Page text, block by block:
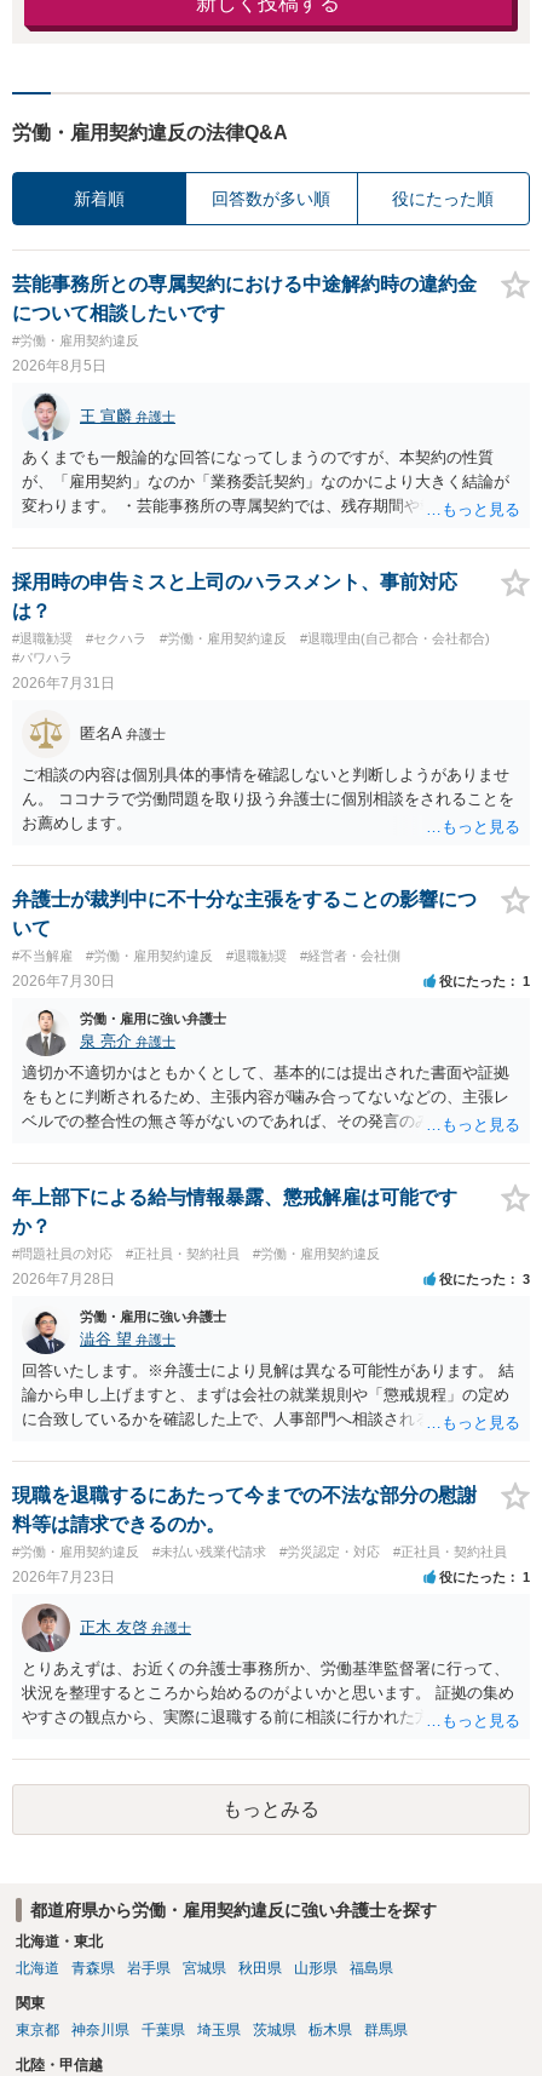
労働・雇用契約違反の法律Q&A
新着順 回答数が多い順 役にたった順
芸能事務所との専属契約における中途解約時の違約金
について相談したいです
#労働・雇用契約違反
2026年8月5日
王 宣麟 弁護士
あくまでも一般論的な回答になってしまうのですが、本契約の性質
が、「雇用契約」なのか「業務委託契約」なのかにより大きく結論が
変わります。 ・芸能事務所の専属契約では、残存期間や報酬額、投下
務上よくあるからといって当然に適法という意味ではなく、実際の損
害との対応関係や合理性が重要です。 ・違約金に上限がなくても、常
に有効になるわけではありません。契約が労働契約に近い実態なら労
基法16条で無効となる余地があり、そうでなくても、金額が事務所の
損害と比べて過大なら無効や減額が争点になります。 ・契約前の修正
交渉は一般的です。 交渉の方向としては、上限額を設ける、実損害ベ
費・未回収費用のみ」に限定する、などが典型です。 ・弁護士に契約
前に契約書の内容をレビューしてもらう価値は十分にあると思われま
す。 争点は、契約類型が雇用か業務委託か、実態として労働者性があ
るか、解除事由が双方にどう定められているか、違約金の算定根拠が
合理的か、という複数論点に分かれます。契約前なら、交渉のパワー
コストを抑えやすいので、資料等を持参の上弁護士に確認されること
をお勧めします。 ・事務所側の解除でも、解除理由によってはタレン
ト側に損害賠償が発生する建付けになっていることはあります。ただ
し、事務所側が一方的に解除したのにタレントへ違約金を課す設計
は、合理性や対価性を欠くとして争いやすいです。逆に、タレント側
の重大な契約違反がある場合は、実損害の範囲で請求される可能性は
あります。
採用時の申告ミスと上司のハラスメント、事前対応
は？
#退職勧奨 #セクハラ #労働・雇用契約違反
#退職理由(自己都合・会社都合)
#パワハラ
2026年7月31日
匿名A 弁護士
ご相談の内容は個別具体的事情を確認しないと判断しようがありませ
ん。 ココナラで労働問題を取り扱う弁護士に個別相談をされることを
お薦めします。
弁護士が裁判中に不十分な主張をすることの影響につ
いて
#不当解雇 #労働・雇用契約違反 #退職勧奨 #経営者・会社側
2026年7月30日 役にたった 1
労働・雇用に強い弁護士
泉 亮介 弁護士
適切か不適切かはともかくとして、基本的には提出された書面や証拠
をもとに判断されるため、主張内容が噛み合ってないなどの、主張レ
ベルでの整合性の無さ等がないのであれば、その発言のみで大きく不
年上部下による給与情報暴露、懲戒解雇は可能です
か？
#問題社員の対応 #正社員・契約社員 #労働・雇用契約違反
2026年7月28日 役にたった 3
労働・雇用に強い弁護士
澁谷 望 弁護士
回答いたします。※弁護士により見解は異なる可能性があります。 結
論から申し上げますと、まずは会社の就業規則や「懲戒規程」の定め
に合致しているかを確認した上で、人事部門へ相談されることが最優
ものの、重い懲戒処分の対象には十分なり得ます。 名誉や評価の回復
については、会社側に「部下の不正行為による情報漏洩」と正式に認
定させ、誤認した他部署への適切なフォローや周知を求めるのが有効
です。 あるいは、懲戒があったことを社内で周知される手続があるの
ならば、それにより軽微ながら回復はできるかもしれません。 さらに
個人としても、相手に対してプライバシー侵害等に基づく損害賠償
（慰謝料）を請求する選択肢がありえます（ただし、金額は多額にな
らない可能性があります。）。
現職を退職するにあたって今までの不法な部分の慰謝
料等は請求できるのか。
#労働・雇用契約違反 #未払い残業代請求 #労災認定・対応 #正社員・契約社員
2026年7月23日 役にたった 1
正木 友啓 弁護士
とりあえずは、お近くの弁護士事務所か、労働基準監督署に行って、
状況を整理するところから始めるのがよいかと思います。 証拠の集め
やすさの観点から、実際に退職する前に相談に行かれた方がよいかと
もっとみる
都道府県から労働・雇用契約違反に強い弁護士を探す
北海道・東北
北海道
青森県 岩手県 宮城県 秋田県 山形県 福島県
関東
東京都
神奈川県 千葉県 埼玉県 茨城県 栃木県 群馬県
北陸・甲信越